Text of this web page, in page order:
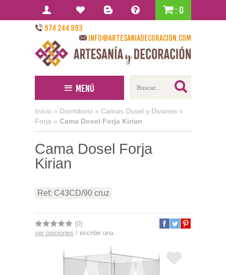
: 0
974 244 993
info@artesaniadecoracion.com
Menú
Inicio » Dormitorio » Camas Dosel y Divanes »
Forja » Cama Dosel Forja Kirian
Cama Dosel Forja
Kirian
Ref: C43CD/90 cruz
(0)
ver opiniones / escribir una